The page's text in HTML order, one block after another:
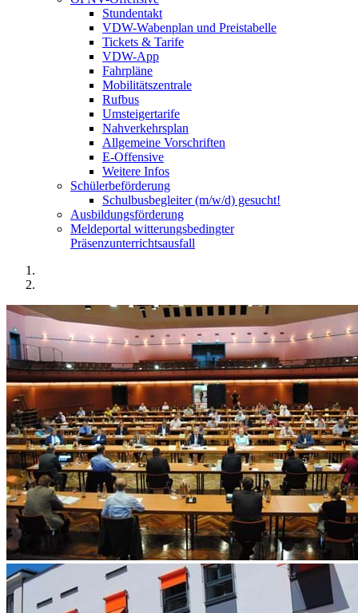
Stundentakt
VDW-Wabenplan und Preistabelle
Tickets & Tarife
VDW-App
Fahrpläne
Mobilitätszentrale
Rufbus
Umsteigertarife
Nahverkehrsplan
Allgemeine Vorschriften
E-Offensive
Weitere Infos
Schülerbeförderung
Schulbusbegleiter (m/w/d) gesucht!
Ausbildungsförderung
Meldeportal witterungsbedingter
Präsenzunterrichtsausfall